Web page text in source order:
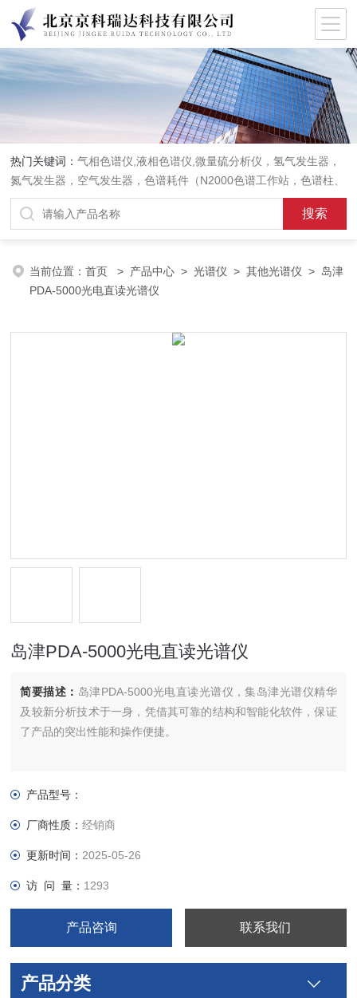
热门关键词：气相色谱仪,液相色谱仪,微量硫分析仪，氢气发生器，
氮气发生器，空气发生器，色谱耗件（N2000色谱工作站，色谱柱、
阀件、进样器、色谱担体），顶空进样器，热解析仪，紫外分光光度
计，原子吸收分光光度计，傅立叶红外光谱仪，分析天平等常规实验
当前位置：首页 > 产品中心 >光谱仪 >其他光谱仪 > 岛津
PDA-5000光电直读光谱仪
岛津PDA-5000光电直读光谱仪
简要描述： 岛津PDA-5000光电直读光谱仪，集岛津光谱仪精华
及较新分析技术于一身，凭借其可靠的结构和智能化软件，保证
了产品的突出性能和操作便捷。
产品型号：
厂商性质：经销商
更新时间： 2025-05-26
访 问 量： 1293
产品咨询 联系我们
产品分类